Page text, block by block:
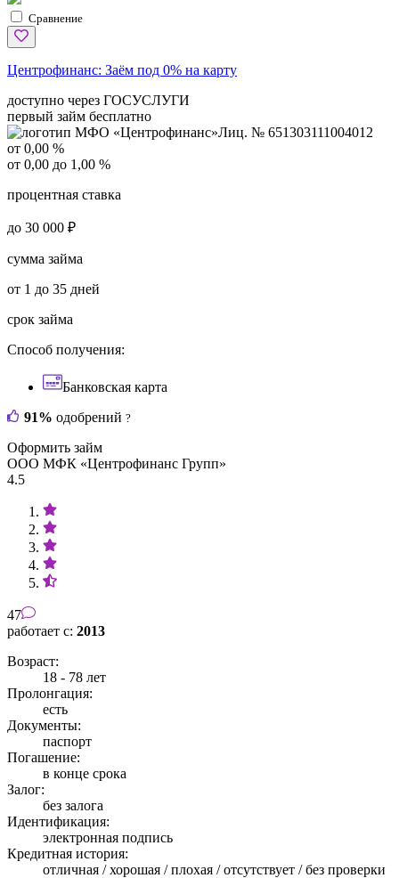
Сравнение
Центрофинанс: Заём под 0% на карту
доступно через ГОСУСЛУГИ
первый займ бесплатно
Лиц. № 651303111004012
от 0,00 %
от 0,00 до 1,00 %
процентная ставка
до 30 000 ₽
сумма займа
от 1 до 35 дней
срок займа
Способ получения:
Банковская карта
91% одобрений ?
Оформить займ
ООО МФК «Центрофинанс Групп»
4.5
47
работает с: 2013
Возраст:
18 - 78 лет
Пролонгация:
есть
Документы:
паспорт
Погашение:
в конце срока
Залог:
без залога
Идентификация:
электронная подпись
Кредитная история:
отличная / хорошая / плохая / отсутствует / без проверки